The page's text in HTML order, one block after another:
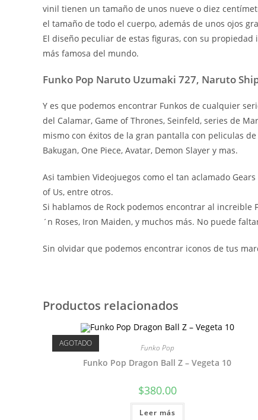
vinil tienen un tamaño de unos nueve o diez
el tamaño de todo el cuerpo, además de unos ojos
El diseño peculiar de estas figuras, con su
más famosa del mundo.
Funko Pop Naruto Uzumaki 727, Naruto
Y es que podemos encontrar Funkos de cualquier
del Calamar, Game of Thrones, Seinfeld, series de
mismo con éxitos de la gran pantalla con peliculas de
Bakugan, One Piece, Avatar, Demon Slayer y mas.
Asi tambien Videojuegos como el tan aclamado
of Us, entre otros.
Si hablamos de Rock podemos encontrar al increible
´n Roses, Iron Maiden, y muchos más. No puede
Sin olvidar que podemos encontrar iconos de tus
Productos relacionados
AGOTADO Funko Pop
Funko Pop Dragon Ball Z – Vegeta 10
$380.00
Leer más